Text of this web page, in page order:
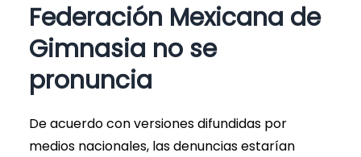
Federación Mexicana de
Gimnasia no se
pronuncia
De acuerdo con versiones difundidas por
medios nacionales, las denuncias estarían